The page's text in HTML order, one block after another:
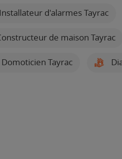
Installateur d'alarmes Tayrac
de maison Tayrac
Domoticien Tayrac